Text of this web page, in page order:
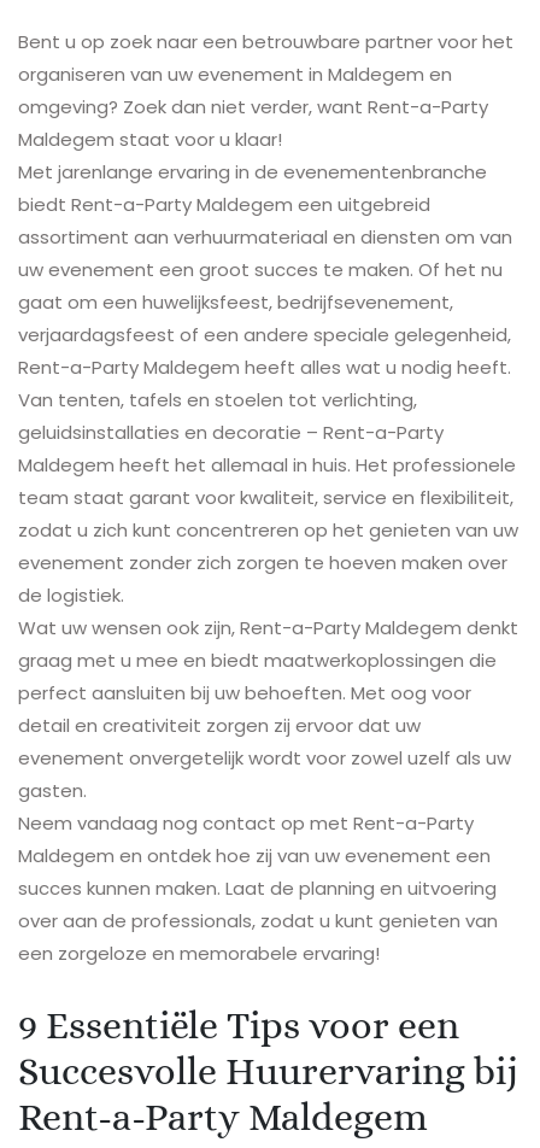
Bent u op zoek naar een betrouwbare partner voor het
organiseren van uw evenement in Maldegem en
omgeving? Zoek dan niet verder, want Rent-a-Party
Maldegem staat voor u klaar!
Met jarenlange ervaring in de evenementenbranche
biedt Rent-a-Party Maldegem een uitgebreid
assortiment aan verhuurmateriaal en diensten om van
uw evenement een groot succes te maken. Of het nu
gaat om een huwelijksfeest, bedrijfsevenement,
verjaardagsfeest of een andere speciale gelegenheid,
Rent-a-Party Maldegem heeft alles wat u nodig heeft.
Van tenten, tafels en stoelen tot verlichting,
geluidsinstallaties en decoratie – Rent-a-Party
Maldegem heeft het allemaal in huis. Het professionele
team staat garant voor kwaliteit, service en flexibiliteit,
zodat u zich kunt concentreren op het genieten van uw
evenement zonder zich zorgen te hoeven maken over
de logistiek.
Wat uw wensen ook zijn, Rent-a-Party Maldegem denkt
graag met u mee en biedt maatwerkoplossingen die
perfect aansluiten bij uw behoeften. Met oog voor
detail en creativiteit zorgen zij ervoor dat uw
evenement onvergetelijk wordt voor zowel uzelf als uw
gasten.
Neem vandaag nog contact op met Rent-a-Party
Maldegem en ontdek hoe zij van uw evenement een
succes kunnen maken. Laat de planning en uitvoering
over aan de professionals, zodat u kunt genieten van
een zorgeloze en memorabele ervaring!
9 Essentiële Tips voor een
Succesvolle Huurervaring bij
Rent-a-Party Maldegem